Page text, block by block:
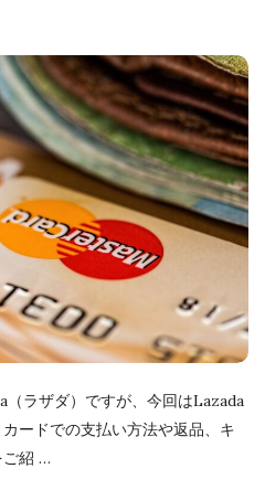
ラザダ）ですが、今回はLazada
ードでの支払い方法や返品、キ
紹 …